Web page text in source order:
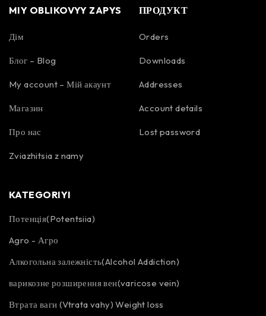
MIY OBLIKOVYY ZAPYS
Дім
Блог – Blog
My account – Мій акаунт
Магазин
Про нас
Zviazhitsia z namy
ПРОДУКТ
Orders
Downloads
Addresses
Account details
Lost password
KATEGORIYI
Потенція(Potentsiia)
Agro - Агро
Алкогольна залежність(Alcohol Addiction)
варикозне розширення вен(varicose vein)
Втрата ваги (Vtrata vahy) Weight loss